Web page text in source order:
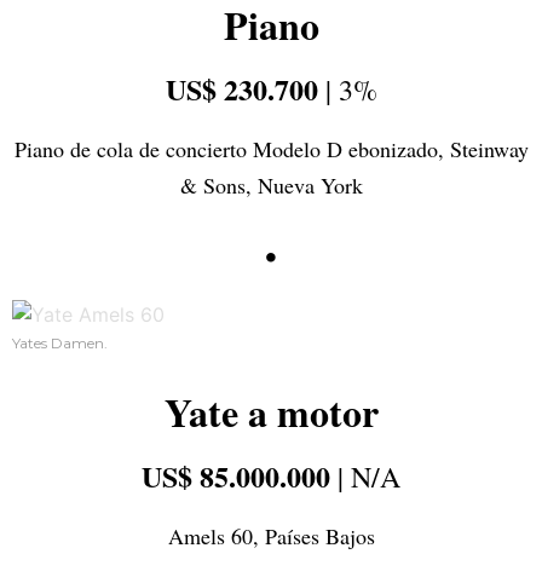
Piano
US$ 230.700| 3%
Piano de cola de concierto Modelo D ebonizado, Steinway
& Sons, Nueva York
•
Yates Damen.
Yate a motor
US$ 85.000.000 | N/A
Amels 60, Países Bajos